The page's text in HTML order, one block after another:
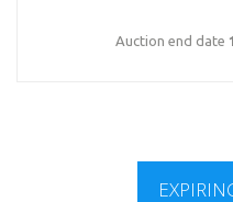
Auction end date